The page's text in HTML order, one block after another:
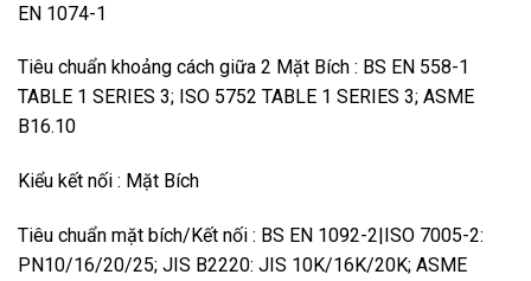
EN 1074-1
Tiêu chuẩn khoảng cách giữa 2 Mặt Bích : BS EN 558-1
TABLE 1 SERIES 3; ISO 5752 TABLE 1 SERIES 3; ASME
B16.10
Kiểu kết nối : Mặt Bích
Tiêu chuẩn mặt bích/Kết nối : BS EN 1092-2|ISO 7005-2:
PN10/16/20/25; JIS B2220: JIS 10K/16K/20K; ASME